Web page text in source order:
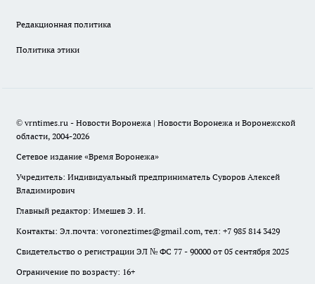
Редакционная политика
Политика этики
© vrntimes.ru - Новости Воронежа | Новости Воронежа и Воронежской
области, 2004-2026
Сетевое издание «Время Воронежа»
Учредитель: Индивидуальный предприниматель Суворов Алексей
Владимирович
Главный редактор: Имешев Э. И.
Контакты: Эл.почта: voroneztimes@gmail.com, тел: +7 985 814 3429
Свидетельство о регистрации ЭЛ № ФС 77 - 90000 от 05 сентября 2025
Ограничение по возрасту: 16+